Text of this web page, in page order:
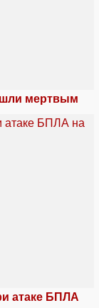
мертвым
атаке БПЛА